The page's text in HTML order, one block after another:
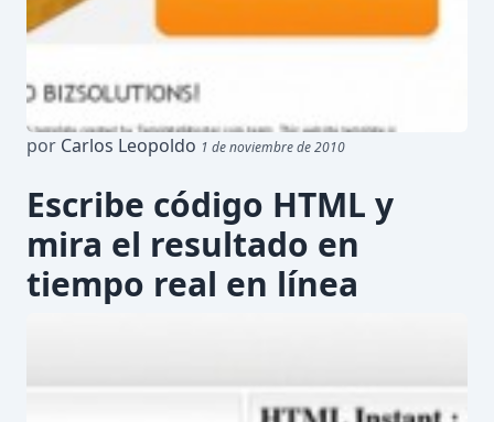
por Carlos Leopoldo 1 de noviembre de 2010
Escribe código HTML y
mira el resultado en
tiempo real en línea